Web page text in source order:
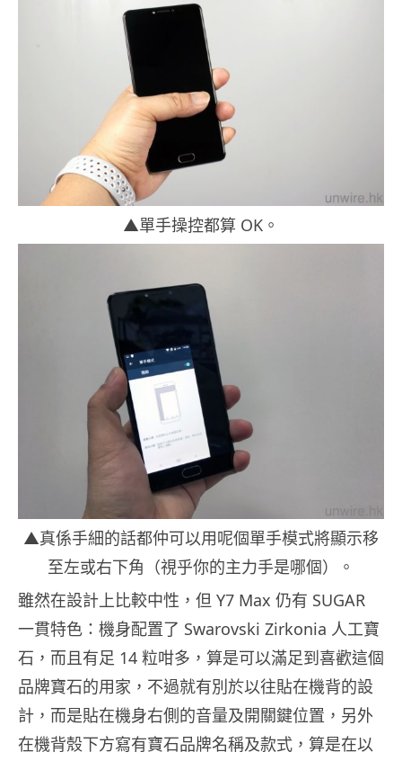
▲單手操控都算 OK。
▲真係手細的話都仲可以用呢個單手模式將顯示移
至左或右下角（視乎你的主力手是哪個）。
雖然在設計上比較中性，但 Y7 Max 仍有 SUGAR
一貫特色：機身配置了 Swarovski Zirkonia 人工寶
石，而且有足 14 粒咁多，算是可以滿足到喜歡這個
品牌寶石的用家，不過就有別於以往貼在機背的設
計，而是貼在機身右側的音量及開關鍵位置，另外
在機背殼下方寫有寶石品牌名稱及款式，算是在以